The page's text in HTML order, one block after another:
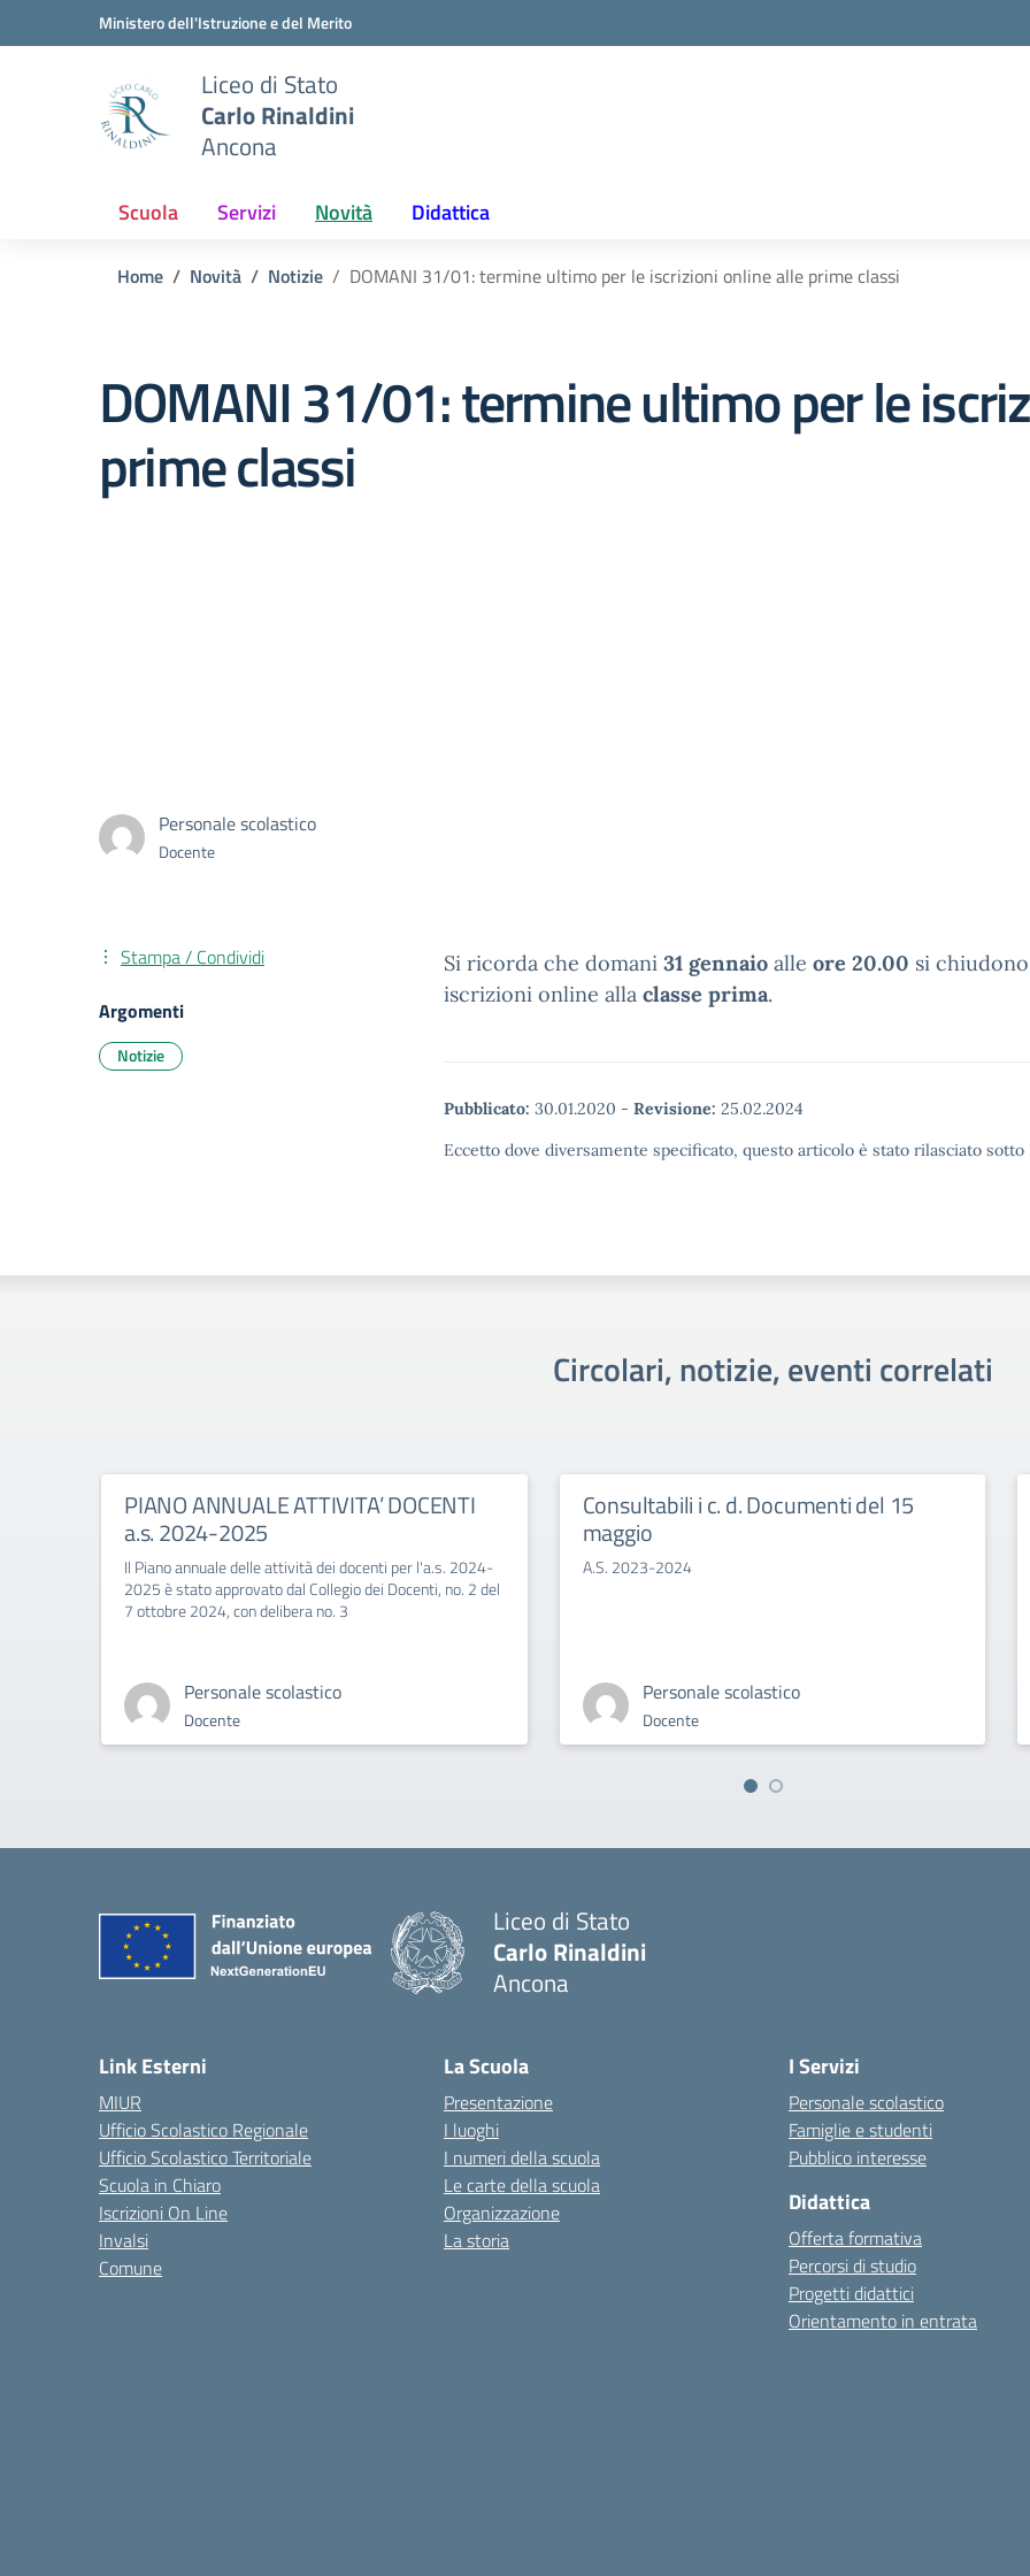
Vai ai contenuti
Vai al menu di navigazioneMinistero dell'Istruzione e del Merito
Liceo di Stato
Carlo Rinaldini
Ancona
Scuola Servizi Novità Didattica
Home Novità Notizie DOMANI 31/01: termine ultimo per le iscrizioni online alle prime classi
DOMANI 31/01: termine ultimo per le
prime classi
Personale scolastico
Docente
Si ricorda che domani 31 gennaio alle ore 20.00 si
iscrizioni online alla classe prima.
Pubblicato: 30.01.2020 - Revisione: 25.02.2024
Eccetto dove diversamente specificato, questo articolo è stato rilasciato
Stampa / Condividi
Argomenti
Notizie
Circolari, notizie, eventi correlati
PIANO ANNUALE ATTIVITA’ DOCENTI
a.s. 2024-2025
Il Piano annuale delle attività dei docenti per l'a.s. 2024-
2025 è stato approvato dal Collegio dei Docenti, no. 2 del
7 ottobre 2024, con delibera no. 3
Personale scolastico
Docente
Consultabili i c. d. Documenti del 15
maggio
A.S. 2023-2024
Personale scolastico
Docente
Liceo di Stato
Carlo Rinaldini
Ancona
Link Esterni
MIUR
Ufficio Scolastico Regionale
Ufficio Scolastico Territoriale
Scuola in Chiaro
Iscrizioni On Line
Invalsi
Comune
La Scuola
Presentazione
I luoghi
I numeri della scuola
Le carte della scuola
Organizzazione
La storia
I Servizi
Personale scolastico
Famiglie e studenti
Pubblico interesse
Didattica
Offerta formativa
Percorsi di studio
Progetti didattici
Orientamento in entrata